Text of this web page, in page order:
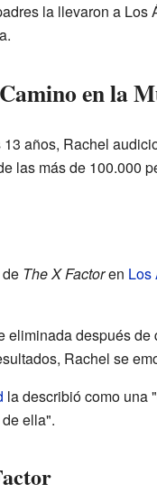
la llevaron a Los
en la
13 años, Rachel
las más de 100.000
The X Factoren Los
eliminada después
Rachel se
la describió como una
ella".